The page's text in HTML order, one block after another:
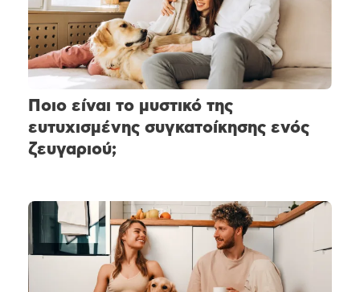
Ποιο είναι το μυστικό της
ευτυχισμένης συγκατοίκησης ενός
ζευγαριού;